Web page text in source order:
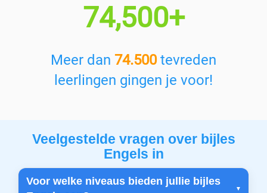
74,500+
Meer dan 74.500tevreden
leerlingen gingen je voor!
Veelgestelde vragen over bijles
Engels in
Voor welke niveaus bieden jullie bijles